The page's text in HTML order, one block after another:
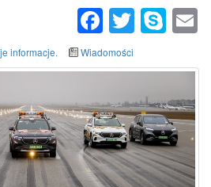
FacebookTwitter Skype
informacje.
Wiadomości